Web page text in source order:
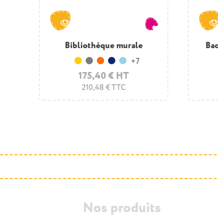
Bibliothèque murale
175,40 € HT
210,48 € TTC
Jaune
GrisOrange
Bleu foncé
Bleu clair
+7
Bibliothèque mobile
417,50 € HT
501,00 € TTC
Nos produits